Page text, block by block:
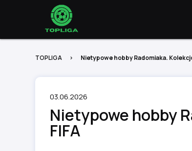
TOPLIGA Nietypowe hobby Radomiaka.
03.06.2026
Nietypowe hobby
FIFA